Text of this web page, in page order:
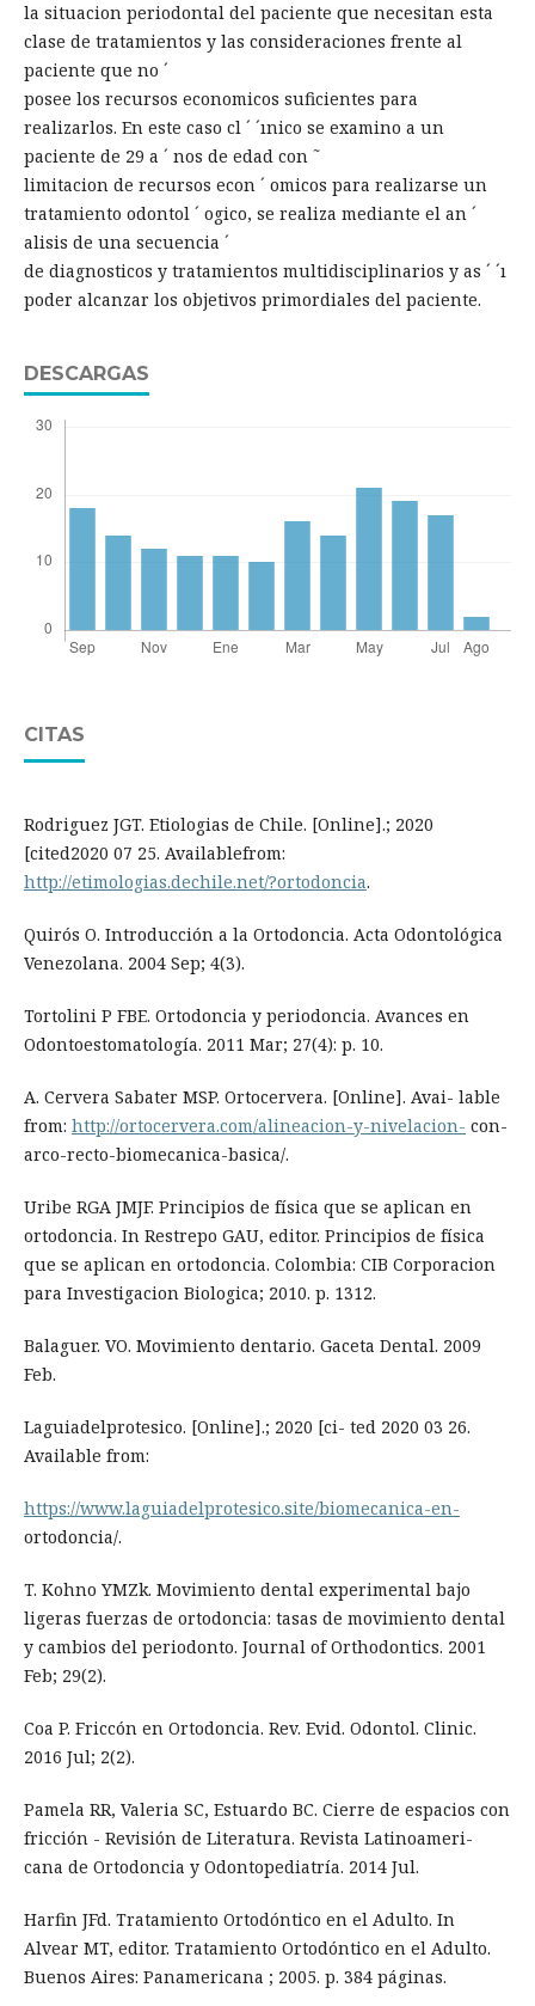
la situacion periodontal del paciente que necesitan esta
clase de tratamientos y las consideraciones frente al
paciente que no ´
posee los recursos economicos suficientes para
realizarlos. En este caso cl ´ ´ınico se examino a un
paciente de 29 a ´ nos de edad con ˜
limitacion de recursos econ ´ omicos para realizarse un
tratamiento odontol ´ ogico, se realiza mediante el an ´
alisis de una secuencia ´
de diagnosticos y tratamientos multidisciplinarios y as ´ ´ı
poder alcanzar los objetivos primordiales del paciente.
DESCARGAS
CITAS
Rodriguez JGT. Etiologias de Chile. [Online].; 2020
[cited2020 07 25. Availablefrom:
http://etimologias.dechile.net/?ortodoncia.
Quirós O. Introducción a la Ortodoncia. Acta Odontológica
Venezolana. 2004 Sep; 4(3).
Tortolini P FBE. Ortodoncia y periodoncia. Avances en
Odontoestomatología. 2011 Mar; 27(4): p. 10.
A. Cervera Sabater MSP. Ortocervera. [Online]. Avai- lable
from: http://ortocervera.com/alineacion-y-nivelacion- con-
arco-recto-biomecanica-basica/.
Uribe RGA JMJF. Principios de física que se aplican en
ortodoncia. In Restrepo GAU, editor. Principios de física
que se aplican en ortodoncia. Colombia: CIB Corporacion
para Investigacion Biologica; 2010. p. 1312.
Balaguer. VO. Movimiento dentario. Gaceta Dental. 2009
Feb.
Laguiadelprotesico. [Online].; 2020 [ci- ted 2020 03 26.
Available from:
https://www.laguiadelprotesico.site/biomecanica-en-
ortodoncia/.
T. Kohno YMZk. Movimiento dental experimental bajo
ligeras fuerzas de ortodoncia: tasas de movimiento dental
y cambios del periodonto. Journal of Orthodontics. 2001
Feb; 29(2).
Coa P. Friccón en Ortodoncia. Rev. Evid. Odontol. Clinic.
2016 Jul; 2(2).
Pamela RR, Valeria SC, Estuardo BC. Cierre de espacios con
fricción - Revisión de Literatura. Revista Latinoameri-
cana de Ortodoncia y Odontopediatría. 2014 Jul.
Harfin JFd. Tratamiento Ortodóntico en el Adulto. In
Alvear MT, editor. Tratamiento Ortodóntico en el Adulto.
Buenos Aires: Panamericana ; 2005. p. 384 páginas.